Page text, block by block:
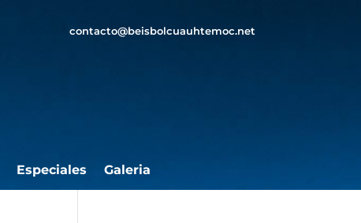
contacto@beisbolcuauhtemoc.net
Especiales Galeria